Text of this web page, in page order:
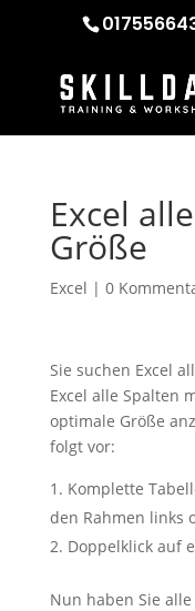
Excel
Größe
Excel | 0
Sie suchen Excel
Excel alle Spalten
optimale Größe
folgt vor:
Komplette
den Rahmen links
Doppelklick auf
Nun haben Sie